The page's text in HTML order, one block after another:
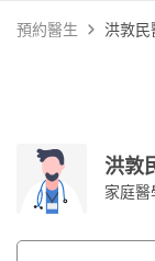
Keyword
預約醫生 洪敦民
洪敦
家庭醫